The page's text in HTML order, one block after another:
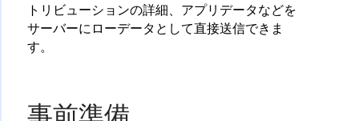
トリビューションの詳細、アプリデータなどを
サーバーにローデータとして直接送信できま
す。